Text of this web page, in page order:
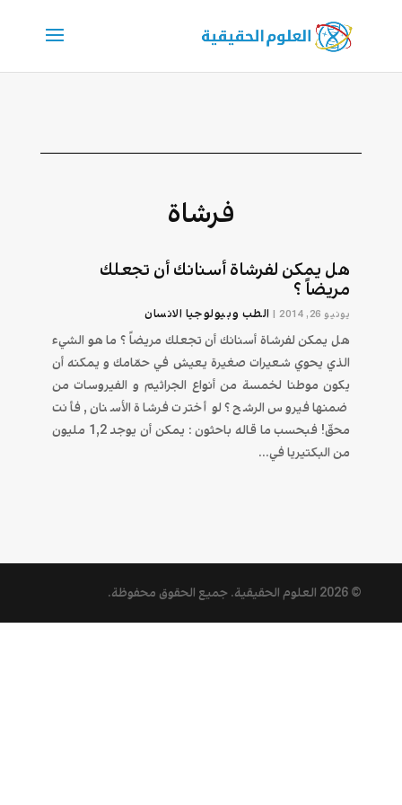
فرشاة
هل يمكن لفرشاة أسنانك أن تجعلك
مريضاً ؟
يونيو 26, 2014 | الطب وبيولوجيا الانسان
هل يمكن لفرشاة أسنانك أن تجعلك مريضاً ؟ ما هو الشيء
الذي يحوي شعيرات صغيرة يعيش في حمّامك و يمكنه أن
يكون موطنا لخمسة من أنواع الجراثيم و الفيروسات من
ضمنها فيروس الرشح ؟ لو أخترت فرشاة الأسنان , فأنت
محقّ! فبحسب ما قاله باحثون : يمكن أن يوجد 1,2 مليون
من البكتيريا في...
© 2026 العلوم الحقيقية. جميع الحقوق محفوظة.